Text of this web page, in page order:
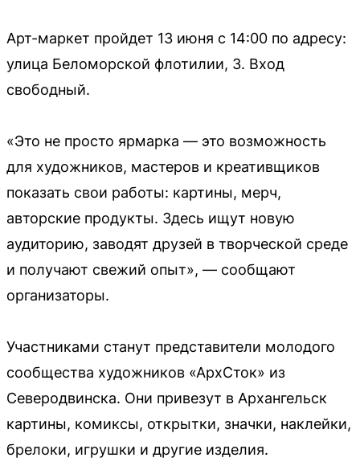
Арт-маркет пройдет 13 июня с 14:00 по адресу:
улица Беломорской флотилии, 3. Вход
свободный.
«Это не просто ярмарка — это возможность
для художников, мастеров и креативщиков
показать свои работы: картины, мерч,
авторские продукты. Здесь ищут новую
аудиторию, заводят друзей в творческой среде
и получают свежий опыт», — сообщают
организаторы.
Участниками станут представители молодого
сообщества художников «АрхСток» из
Северодвинска. Они привезут в Архангельск
картины, комиксы, открытки, значки, наклейки,
брелоки, игрушки и другие изделия.